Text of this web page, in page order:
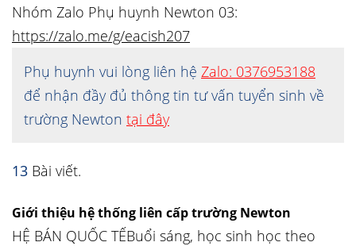
Nhóm Zalo Phụ huynh Newton 03:
https://zalo.me/g/eacish207
Phụ huynh vui lòng liên hệ Zalo: 0376953188
để nhận đầy đủ thông tin tư vấn tuyển sinh về
trường Newton tại đây
13 Bài viết.
Giới thiệu hệ thống liên cấp trường Newton
HỆ BÁN QUỐC TẾBuổi sáng, học sinh học theo